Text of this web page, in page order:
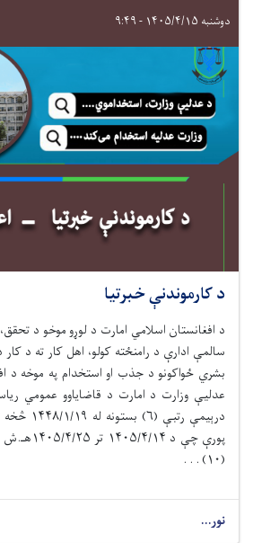
دوشنبه ۱۴۰۵/۴/۱۵ - ۹:۴۹
د کارموندنې خبرتیا
د افغانستان اسلامي امارت د لوړو موخو د
سالمې ادارې د رامنځته کولو، اهل کار ته د کار
بشري ځواکونو د جذب او استخدام په موخه د
عدلیې وزارت د امارت د قاضایاوو عمومي
درېیمې رتبې (۶) بستونهله ۱۴۴۸/۱/۱۹
پورې چې د ۱۴۰۵/۴/۱۴ تر ۱۴۰۵
/۴/
(۱۰) . . .
نور...